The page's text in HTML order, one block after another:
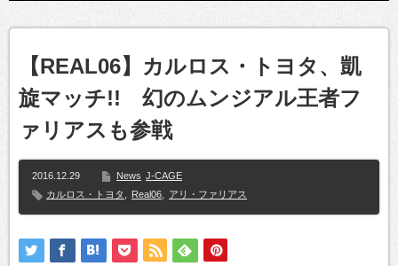
【REAL06】カルロス・トヨタ、凱
旋マッチ!! 幻のムンジアル王者フ
ァリアスも参戦
2016.12.29 News J-CAGE
カルロス・トヨタ
Real06 アリ・ファリアス